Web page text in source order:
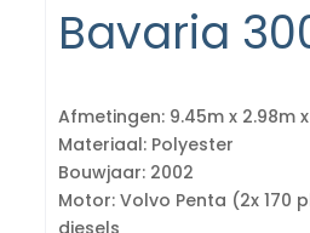
Bavaria
Afmetingen: 9.45m x 2.98m
Materiaal: Polyester
Bouwjaar: 2002
Motor: Volvo Penta (2x 170
diesels